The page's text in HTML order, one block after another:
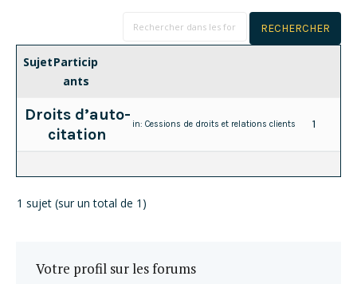
SujetParticip
ants
Droits d’auto-
citation
in: Cessions de droits et relations clients 1
1 sujet (sur un total de 1)
Votre profil sur les forums